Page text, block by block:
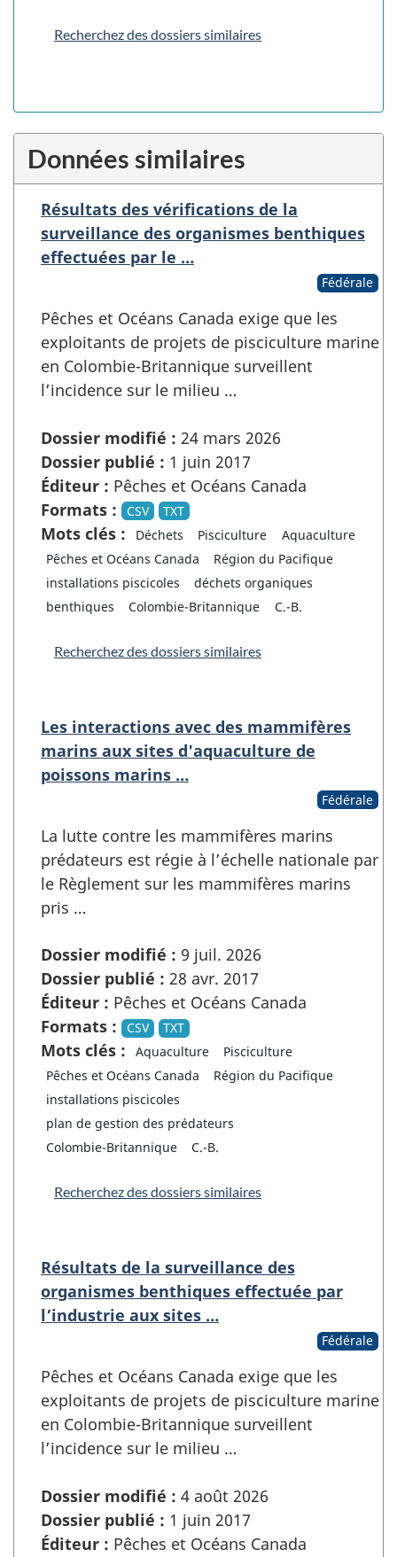
Recherchez des dossiers similaires
Données similaires
Résultats des vérifications de la
surveillance des organismes benthiques
effectuées par le …
Fédérale
Pêches et Océans Canada exige que les
exploitants de projets de pisciculture marine
en Colombie-Britannique surveillent
l’incidence sur le milieu …
Dossier modifié : 24 mars 2026
Dossier publié : 1 juin 2017
Éditeur : Pêches et Océans Canada
Formats :
CSV TXT
Mots clés : Déchets Pisciculture
Aquaculture
Pêches et Océans Canada
Région du Pacifique
installations piscicoles
déchets organiques
benthiques
Colombie-Britannique C.-B.
Recherchez des dossiers similaires
Les interactions avec des mammifères
marins aux sites d'aquaculture de
poissons marins …
Fédérale
La lutte contre les mammifères marins
prédateurs est régie à l’échelle nationale par
le Règlement sur les mammifères marins
pris …
Dossier modifié : 9 juil. 2026
Dossier publié : 28 avr. 2017
Éditeur : Pêches et Océans Canada
Formats :
CSV TXT
Mots clés : Aquaculture
Pisciculture
Pêches et Océans Canada
Région du Pacifique
installations piscicoles
plan de gestion des prédateurs
Colombie-Britannique
C.-B.
Recherchez des dossiers similaires
Résultats de la surveillance des
organismes benthiques effectuée par
l’industrie aux sites …
Fédérale
Pêches et Océans Canada exige que les
exploitants de projets de pisciculture marine
en Colombie-Britannique surveillent
l’incidence sur le milieu …
Dossier modifié : 4 août 2026
Dossier publié : 1 juin 2017
Éditeur : Pêches et Océans Canada